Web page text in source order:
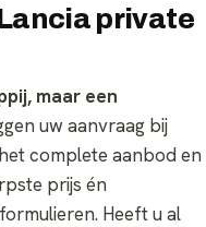
private
maar een
uw aanvraag bij
complete aanbod en
prijs én
Heeft u al